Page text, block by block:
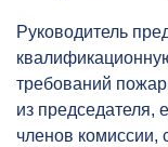
Руководитель
требований
из председателя,
членов комиссии,